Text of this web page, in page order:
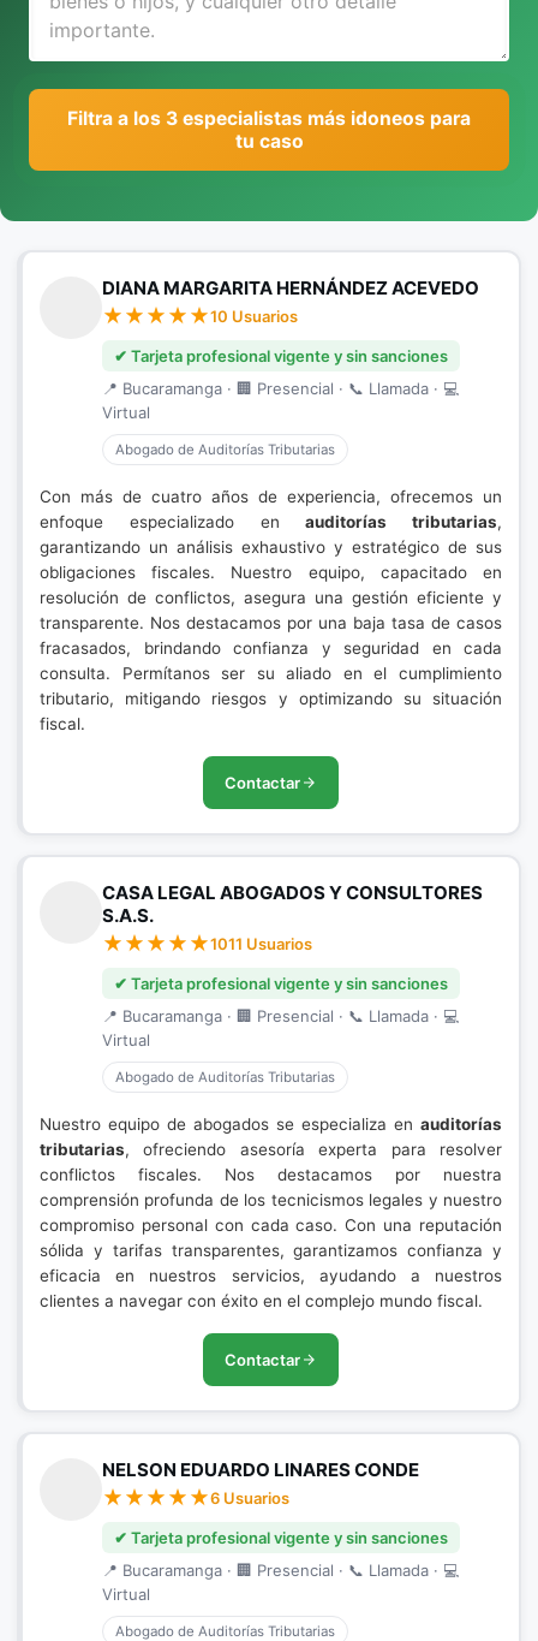
Filtra a los 3 especialistas más idoneos para
tu caso
DIANA MARGARITA HERNÁNDEZ ACEVEDO
10 Usuarios
✔ Tarjeta profesional vigente y sin sanciones
📍 Bucaramanga · 🏢 Presencial · 📞 Llamada · 💻
Virtual
Abogado de Auditorías Tributarias
Con más de cuatro años de experiencia, ofrecemos un
enfoque especializado enauditorías tributarias,
garantizando un análisis exhaustivo y estratégico de sus
obligaciones fiscales. Nuestro equipo, capacitado en
resolución de conflictos, asegura una gestión eficiente y
transparente. Nos destacamos por una baja tasa de casos
fracasados, brindando confianza y seguridad en cada
consulta. Permítanos ser su aliado en el cumplimiento
tributario, mitigando riesgos y optimizando su situación
fiscal.
Contactar
CASA LEGAL ABOGADOS Y CONSULTORES
S.A.S.
1011 Usuarios
✔ Tarjeta profesional vigente y sin sanciones
📍 Bucaramanga · 🏢 Presencial · 📞 Llamada · 💻
Virtual
Abogado de Auditorías Tributarias
Nuestro equipo de abogados se especializa en auditorías
tributarias, ofreciendo asesoría experta para resolver
conflictos fiscales. Nos destacamos por nuestra
comprensión profunda de los tecnicismos legales y nuestro
compromiso personal con cada caso. Con una reputación
sólida y tarifas transparentes, garantizamos confianza y
eficacia en nuestros servicios, ayudando a nuestros
clientes a navegar con éxito en el complejo mundo fiscal.
Contactar
NELSON EDUARDO LINARES CONDE
6 Usuarios
✔ Tarjeta profesional vigente y sin sanciones
📍 Bucaramanga · 🏢 Presencial · 📞 Llamada · 💻
Virtual
Abogado de Auditorías Tributarias